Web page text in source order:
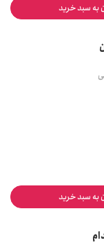
به سبد خرید
به سبد خرید